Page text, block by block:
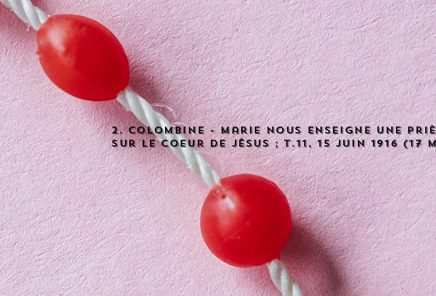
2. Colombine - Marie nous enseigne une
sur le coeur de jésus ; t.11, 15 juin 1916 (17